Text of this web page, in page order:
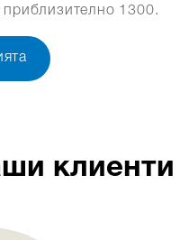
приблизително 1300.
клиенти